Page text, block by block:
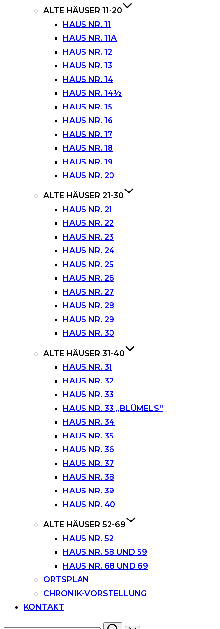
ALTE HÄUSER 11-20
HAUS NR. 11
HAUS NR. 11A
HAUS NR. 12
HAUS NR. 13
HAUS NR. 14
HAUS NR. 14½
HAUS NR. 15
HAUS NR. 16
HAUS NR. 17
HAUS NR. 18
HAUS NR. 19
HAUS NR. 20
ALTE HÄUSER 21-30
HAUS NR. 21
HAUS NR. 22
HAUS NR. 23
HAUS NR. 24
HAUS NR. 25
HAUS NR. 26
HAUS NR. 27
HAUS NR. 28
HAUS NR. 29
HAUS NR. 30
ALTE HÄUSER 31-40
HAUS NR. 31
HAUS NR. 32
HAUS NR. 33
HAUS NR. 33 „BLÜMELS“
HAUS NR. 34
HAUS NR. 35
HAUS NR. 36
HAUS NR. 37
HAUS NR. 38
HAUS NR. 39
HAUS NR. 40
ALTE HÄUSER 52-69
HAUS NR. 52
HAUS NR. 58 UND 59
HAUS NR. 68 UND 69
ORTSPLAN
CHRONIK-VORSTELLUNG
KONTAKT
Suchen